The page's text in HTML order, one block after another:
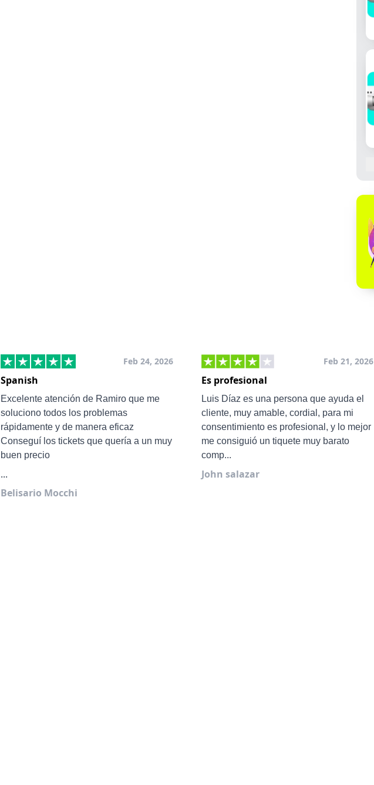
Feb 24, 2026
Spanish
Excelente atención de Ramiro que me
soluciono todos los problemas
rápidamente y de manera eficaz
Conseguí los tickets que quería a un muy
buen precio
...
Belisario Mocchi
Feb 21, 2026
Es profesional
Luis Díaz es una persona que ayuda el
cliente, muy amable, cordial, para mi
consentimiento es profesional, y lo mejor
me consiguió un tiquete muy barato
comp...
John salazar